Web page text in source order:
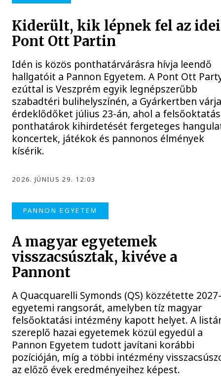
Kiderült, kik lépnek fel az idei
Pont Ott Partin
Idén is közös ponthatárvárásra hívja leendő
hallgatóit a Pannon Egyetem. A Pont Ott
ezúttal is Veszprém egyik legnépszerűbb
szabadtéri bulihelyszínén, a Gyárkertben
érdeklődőket július 23-án, ahol a
ponthatárok kihirdetését fergeteges
koncertek, játékok és pannonos élmények
kísérik.
2026. JÚNIUS 29. 12:03
PANNON EGYETEM
A magyar egyetemek
visszacsúsztak, kivéve a
Pannont
A Quacquarelli Symonds (QS) közzétette
egyetemi rangsorát, amelyben tíz magyar
felsőoktatási intézmény kapott helyet. A
szereplő hazai egyetemek közül egyedül a
Pannon Egyetem tudott javítani korábbi
pozícióján, míg a többi intézmény
az előző évek eredményeihez képest.